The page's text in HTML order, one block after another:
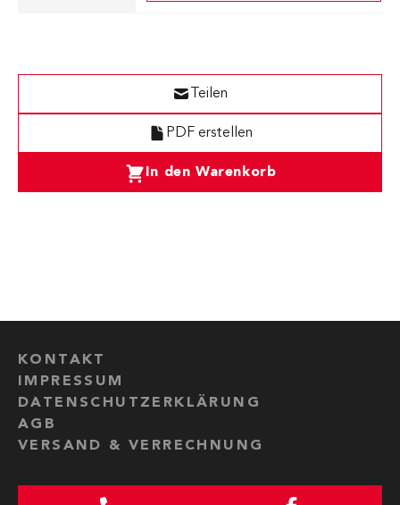
In den Warenkorb
PDF erstellen
Teilen
KONTAKT
IMPRESSUM
DATENSCHUTZERKLÄRUNG
AGB
VERSAND & VERRECHNUNG